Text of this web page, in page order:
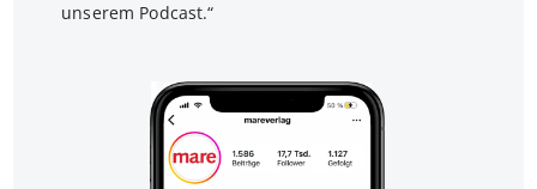
unserem Podcast.“